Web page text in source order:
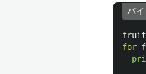
パ
for